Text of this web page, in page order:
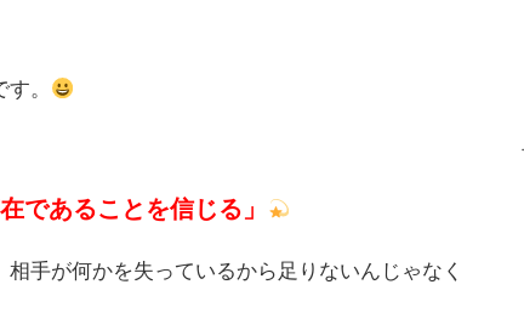
。
・
であることを信じる」
手が何かを失っているから足りないんじゃなく